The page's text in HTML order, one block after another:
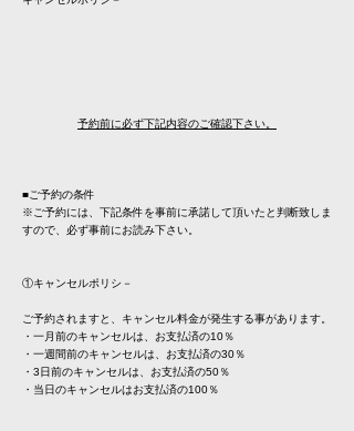
予約前に必ず下記内容のご確認下さい。
■ご予約の条件
※ご予約には、下記条件を事前に承諾して頂いたと判断致しま
すので、必ず事前にお読み下さい。
①キャンセルポリシ－
ご予約されますと、キャンセル料金が発生する事があります。
・一月前のキャンセルは、お支払済の10％
・一週間前のキャンセルは、お支払済の30％
・3日前のキャンセルは、お支払済の50％
・当日のキャンセルはお支払済の100％